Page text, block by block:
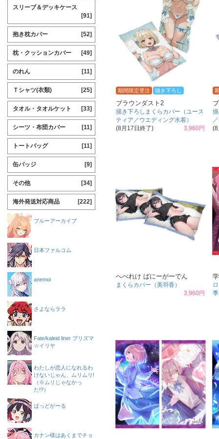
期間限定受注 描き下ろし
ブラウンダスト2
描き下ろしまくらカバー（ユース
ティア／ウエディング水着）
(8月17日終了)
3,960円
(8
へべれけ ばにーがーでん
まくらカバー（美羽香）
3,960円
スリーブ＆デッキケース
[91]
抱き枕カバー [52]
枕・クッションカバー [49]
のれん [11]
Ｔシャツ(衣類) [25]
タオル・タオルケット [33]
シーツ・布団カバー [11]
トートバッグ [11]
缶バッジ [9]
その他 [34]
海外発送対応商品 [222]
ブルーアーカイブ
日本ファルコム
anemoi
さよならララ
Fate/kaleid liner プリズマ
☆イリヤ
わたしが恋人になれるわ
けないじゃん、ムリムリ!
（※ムリじゃなかっ
た!?）
ばっどがーる
カナン様はあくまでチョ